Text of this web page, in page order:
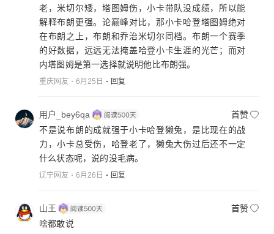
老，米切尔矮，塔图姆伤，小卡带队没成绩，所以能
解释布朗更强。论巅峰对比，那小卡哈登塔图姆绝对
在布朗之上，布朗和乔治米切尔同档。布朗一个赛季
的好数据，远远无法掩盖哈登小卡生涯的光芒；而对
内塔图姆是第一选择就说明他比布朗强。
重庆网友 6月25日 回复
用户_bey6qa
首赞
不是说布朗的成就强于小卡哈登獭兔，是比现在的战
力，小卡总受伤，哈登老了，獭兔大伤过后还不一定
什么状态呢，说的没毛病。
辽宁网友 6月26日 回复
山王
首赞
啥都敢说